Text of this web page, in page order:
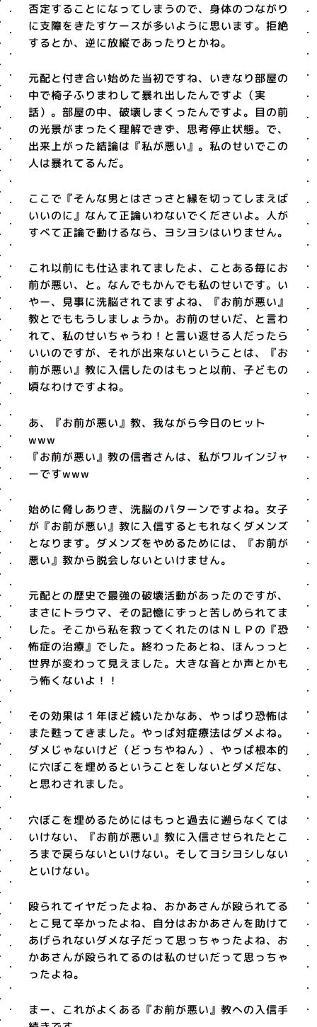
否定することになってしまうので、身体のつながり
に支障をきたすケースが多いように思います。拒絶
するとか、逆に放縦であったりとかね。
元配と付き合い始めた当初ですね、いきなり部屋の
中で椅子ふりまわして暴れ出したんですよ（実
話）。部屋の中、破壊しまくったんですよ。目の前
の光景がまったく理解できず、思考停止状態。で、
出来上がった結論は『私が悪い』。私のせいでこの
人は暴れてるんだ。
ここで『そんな男とはさっさと縁を切ってしまえば
いいのに』なんて正論いわないでくださいよ。人が
すべて正論で動けるなら、ヨシヨシはいりません。
これ以前にも仕込まれてましたよ、ことある毎にお
前が悪い、と。なんでもかんでも私のせいです。い
やー、見事に洗脳されてますよね、『お前が悪い』
教とでももうしましょうか。お前のせいだ、と言わ
れて、私のせいちゃうわ！と言い返せる人だったら
いいのですが、それが出来ないということは、『お
前が悪い』教に入信したのはもっと以前、子どもの
頃なわけですよね。
あ、『お前が悪い』教、我ながら今日のヒット
www
『お前が悪い』教の信者さんは、私がワルインジャ
ーですwww
始めに脅しありき、洗脳のパターンですよね。女子
が『お前が悪い』教に入信するともれなくダメンズ
となります。ダメンズをやめるためには、『お前が
悪い』教から脱会しないといけません。
元配との歴史で最強の破壊活動があったのですが、
まさにトラウマ、その記憶にずっと苦しめられてま
した。そこから私を救ってくれたのはＮＬＰの『恐
怖症の治療』でした。終わったあとね、ほんっっと
世界が変わって見えました。大きな音とか声とかも
う怖くないよ！！
その効果は１年ほど続いたかなあ、やっぱり恐怖は
また甦ってきました。やっぱ対症療法はダメよね。
ダメじゃないけど（どっちやねん）、やっぱ根本的
に穴ぼこを埋めるということをしないとダメだな、
と思わされました。
穴ぼこを埋めるためにはもっと過去に遡らなくては
いけない、『お前が悪い』教に入信させられたとこ
ろまで戻らないといけない。そしてヨシヨシしない
といけない。
殴られてイヤだったよね、おかあさんが殴られてる
とこ見て辛かったよね、自分はおかあさんを助けて
あげられないダメな子だって思っちゃったよね、お
かあさんが殴られてるのは私のせいだって思っちゃ
ったよね。
まー、これがよくある『お前が悪い』教への入信手